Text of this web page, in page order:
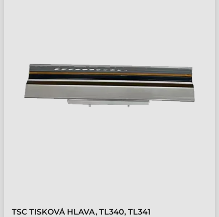
TSC TISKOVÁ HLAVA, TL340, TL341